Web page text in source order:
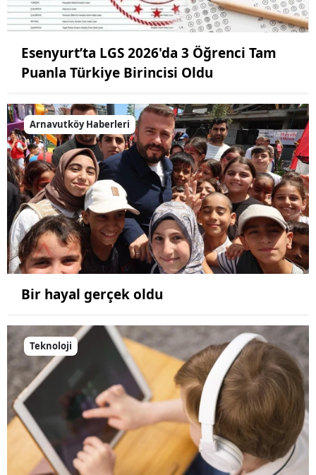
Esenyurt’ta LGS 2026'da 3 Öğrenci Tam
Puanla Türkiye Birincisi Oldu
Arnavutköy Haberleri
Bir hayal gerçek oldu
Teknoloji